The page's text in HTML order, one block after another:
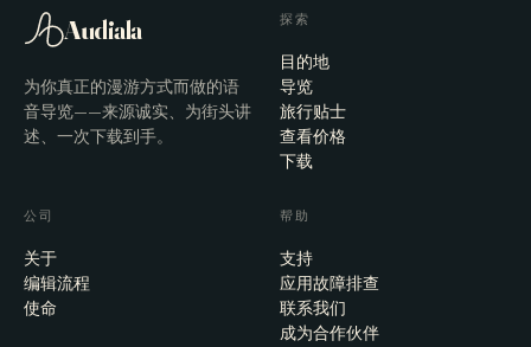
Audiala
为你真正的漫游方式而做的语
音导览——来源诚实、为街头讲
述、一次下载到手。
探索
目的地
导览
旅行贴士
查看价格
下载
公司
关于
编辑流程
使命
帮助
支持
应用故障排查
联系我们
成为合作伙伴